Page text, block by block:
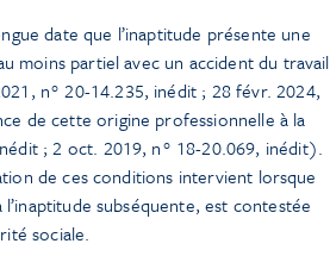
date que l’inaptitude présente une
moins partiel avec un accident du travail
n° 20-14.235, inédit ; 28 févr. 2024,
de cette origine professionnelle à la
; 2 oct. 2019, n° 18-20.069, inédit).
de ces conditions intervient lorsque
subséquente, est contestée
sociale.